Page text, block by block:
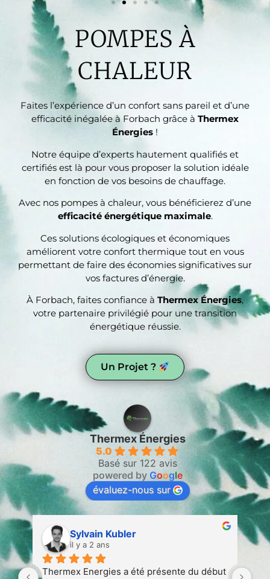
POMPES À
CHALEUR
Faites l’expérience d’un confort sans pareil et d’une
efficacité inégalée à Forbach grâce à Thermex
Énergies !
Notre équipe d’experts hautement qualifiés et
certifiés est là pour vous proposer la solution idéale
en fonction de vos besoins de chauffage.
Avec nos pompes à chaleur, vous bénéficierez d’une
efficacité énergétique maximale.
Ces solutions écologiques et économiques
améliorent votre confort thermique tout en vous
permettant de faire des économies significatives sur
vos factures d’énergie.
À Forbach, faites confiance à Thermex Énergies,
votre partenaire privilégié pour une transition
énergétique réussie.
Un Projet ?
Thermex Énergies
5.0
Basé sur 122 avis
powered by Google
évaluez-nous sur
Sylvain Kubler
il y a 2 ans
Thermex Energies a été présente du début